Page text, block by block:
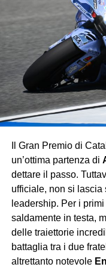
La corsa ha invece
Hülkenberg, fermato
ancora del via, e per
a metà gara per un
dell’Aston Martin.
Con questo
ulteriormente la sua
speranze agli
su un altro pianeta,
contendono soltanto
destinato a durare.
Il Gran Premio di
un’ottima partenza di
dettare il passo.
ufficiale, non si lascia
leadership. Per i
saldamente in testa,
delle traiettorie
battaglia tra i due
altrettanto notevole